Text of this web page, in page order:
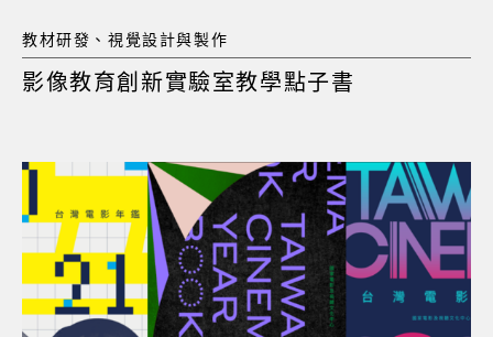
教材研發、視覺設計與製作
影像教育創新實驗室教學點子書